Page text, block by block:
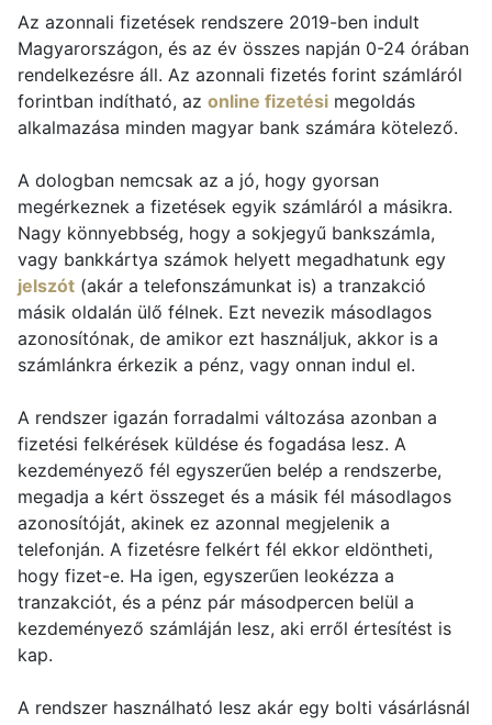
Az azonnali fizetések rendszere 2019-ben indult
Magyarországon, és az év összes napján 0-24 órában
rendelkezésre áll. Az azonnali fizetés forint számláról
forintban indítható, az online fizetési megoldás
alkalmazása minden magyar bank számára kötelező.
A dologban nemcsak az a jó, hogy gyorsan
megérkeznek a fizetések egyik számláról a másikra.
Nagy könnyebbség, hogy a sokjegyű bankszámla,
vagy bankkártya számok helyett megadhatunk egy
jelszót (akár a telefonszámunkat is) a tranzakció
másik oldalán ülő félnek. Ezt nevezik másodlagos
azonosítónak, de amikor ezt használjuk, akkor is a
számlánkra érkezik a pénz, vagy onnan indul el.
A rendszer igazán forradalmi változása azonban a
fizetési felkérések küldése és fogadása lesz. A
kezdeményező fél egyszerűen belép a rendszerbe,
megadja a kért összeget és a másik fél másodlagos
azonosítóját, akinek ez azonnal megjelenik a
telefonján. A fizetésre felkért fél ekkor eldöntheti,
hogy fizet-e. Ha igen, egyszerűen leokézza a
tranzakciót, és a pénz pár másodpercen belül a
kezdeményező számláján lesz, aki erről értesítést is
kap.
A rendszer használható lesz akár egy bolti vásárlásnál